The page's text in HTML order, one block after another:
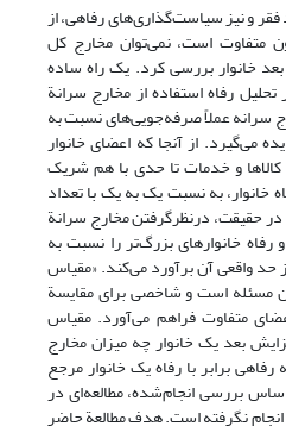
فقر و نیز سیاست‌گذاری‌های رفاهی، از
متفاوت است، نمی‌توان مخارج کل
خانوار بررسی کرد. یک راه ساده
رفاه استفاده از مخارج سرانة
سرانه عملاً صرفه‌جویی‌های نسبت به
می‌گیرد. از آنجا که اعضای خانوار
و خدمات تا حدی با هم شریک
به ‌نسبت یک به یک با تعداد
در حقیقت، درنظرگرفتن مخارج سرانة
خانوارهای بزرگ‌تر را نسبت به
حد واقعی آن برآورد می‌کند. «مقیاس
مسئله است و شاخصی برای مقایسة
متفاوت فراهم می‌آورد. مقیاس
بعد یک خانوار چه میزان مخارج
برابر با رفاه یک خانوار مرجع
بر اساس بررسی انجام‌شده، مطالعه‌ای در
انجام نگرفته است. هدف مطالعة حاضر